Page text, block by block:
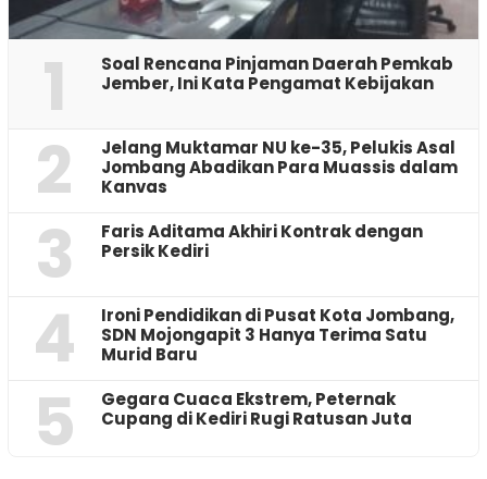
1
‎Soal Rencana Pinjaman Daerah Pemkab
Jember, Ini Kata Pengamat Kebijakan ‎
2
Jelang Muktamar NU ke-35, Pelukis Asal
Jombang Abadikan Para Muassis dalam
Kanvas
3
Faris Aditama Akhiri Kontrak dengan
Persik Kediri
4
Ironi Pendidikan di Pusat Kota Jombang,
SDN Mojongapit 3 Hanya Terima Satu
Murid Baru
5
‎Gegara Cuaca Ekstrem, Peternak
Cupang di Kediri Rugi Ratusan Juta